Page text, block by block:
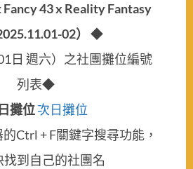
43 x Reality Fantasy
02）
◆
日 週六）之社團攤位編號
列表◆
攤位次日攤位
Ctrl + F關鍵字搜尋功能，
找到自己的社團名